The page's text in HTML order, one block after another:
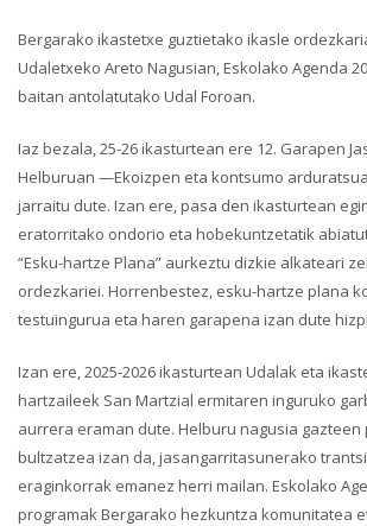
Bergarako ikastetxe guztietako ikasle
Udaletxeko Areto Nagusian, Eskolako Agenda
baitan antolatutako Udal Foroan.
Iaz bezala, 25-26 ikasturtean ere 12. Garapen
Helburuan —Ekoizpen eta kontsumo
jarraitu dute. Izan ere, pasa den ikasturtean
eratorritako ondorio eta hobekuntzetatik
“Esku-hartze Plana” aurkeztu dizkie alkateari
ordezkariei. Horrenbestez, esku-hartze plana
testuingurua eta haren garapena izan dute
Izan ere, 2025-2026 ikasturtean Udalak eta
hartzaileek San Martzial ermitaren inguruko
aurrera eraman dute. Helburu nagusia
bultzatzea izan da, jasangarritasunerako
eraginkorrak emanez herri mailan. Eskolako
programak Bergarako hezkuntza komunitatea